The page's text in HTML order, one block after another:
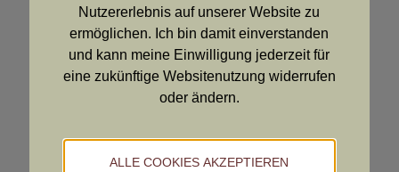
Nutzererlebnis auf unserer Website zu
ermöglichen. Ich bin damit einverstanden
und kann meine Einwilligung jederzeit für
eine zukünftige Websitenutzung widerrufen
oder ändern.
ALLE COOKIES AKZEPTIEREN